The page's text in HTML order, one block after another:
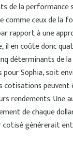
de la performance
comme ceux de la
rapport à une
il en coûte donc
déterminants de
Sophia, soit
cotisations
rendements. Une
de chaque
cotisé générerait